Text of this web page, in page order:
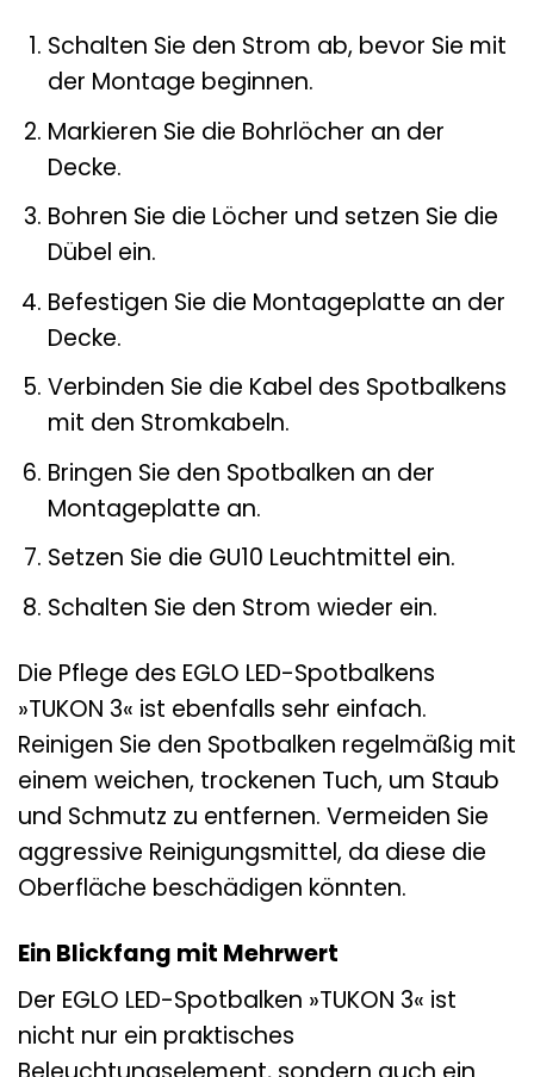
Schalten Sie den Strom ab, bevor Sie mit
der Montage beginnen.
Markieren Sie die Bohrlöcher an der
Decke.
Bohren Sie die Löcher und setzen Sie die
Dübel ein.
Befestigen Sie die Montageplatte an der
Decke.
Verbinden Sie die Kabel des Spotbalkens
mit den Stromkabeln.
Bringen Sie den Spotbalken an der
Montageplatte an.
Setzen Sie die GU10 Leuchtmittel ein.
Schalten Sie den Strom wieder ein.
Die Pflege des EGLO LED-Spotbalkens
»TUKON 3« ist ebenfalls sehr einfach.
Reinigen Sie den Spotbalken regelmäßig mit
einem weichen, trockenen Tuch, um Staub
und Schmutz zu entfernen. Vermeiden Sie
aggressive Reinigungsmittel, da diese die
Oberfläche beschädigen könnten.
Ein Blickfang mit Mehrwert
Der EGLO LED-Spotbalken »TUKON 3« ist
nicht nur ein praktisches